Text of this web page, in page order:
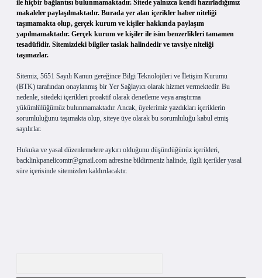
ile hiçbir bağlantısı bulunmamaktadır. Sitede yalnızca kendi hazırladığımız
makaleler paylaşılmaktadır. Burada yer alan içerikler haber niteliği
taşımamakta olup, gerçek kurum ve kişiler hakkında paylaşım
yapılmamaktadır. Gerçek kurum ve kişiler ile isim benzerlikleri tamamen
tesadüfidir. Sitemizdeki bilgiler taslak halindedir ve tavsiye niteliği
taşımazlar.
Sitemiz, 5651 Sayılı Kanun gereğince Bilgi Teknolojileri ve İletişim Kurumu
(BTK) tarafından onaylanmış bir Yer Sağlayıcı olarak hizmet vermektedir. Bu
nedenle, sitedeki içerikleri proaktif olarak denetleme veya araştırma
yükümlülüğümüz bulunmamaktadır. Ancak, üyelerimiz yazdıkları içeriklerin
sorumluluğunu taşımakta olup, siteye üye olarak bu sorumluluğu kabul etmiş
sayılırlar.
Hukuka ve yasal düzenlemelere aykırı olduğunu düşündüğünüz içerikleri,
backlinkpanelicomtr@gmail.com adresine bildirmeniz halinde, ilgili içerikler yasal
süre içerisinde sitemizden kaldırılacaktır.